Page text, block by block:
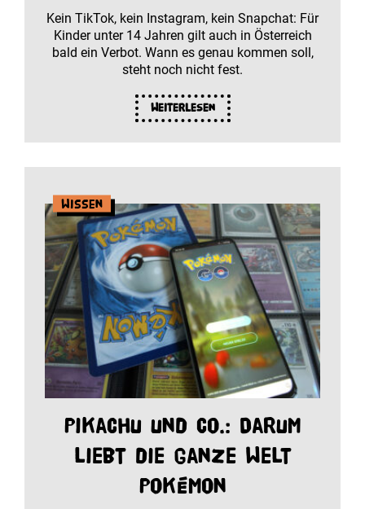
Kein TikTok, kein Instagram, kein Snapchat: Für
Kinder unter 14 Jahren gilt auch in Österreich
bald ein Verbot. Wann es genau kommen soll,
steht noch nicht fest.
Weiterlesen
Wissen
Pikachu und Co.: Darum
liebt die ganze Welt
Pokémon